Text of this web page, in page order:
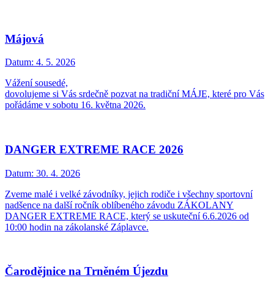
Májová
Datum: 4. 5. 2026
Vážení sousedé,
dovolujeme si Vás srdečně pozvat na tradiční MÁJE, které pro Vás
pořádáme v sobotu 16. května 2026.
DANGER EXTREME RACE 2026
Datum: 30. 4. 2026
Zveme malé i velké závodníky, jejich rodiče i všechny sportovní
nadšence na další ročník oblíbeného závodu ZÁKOLANY
DANGER EXTREME RACE, který se uskuteční 6.6.2026 od
10:00 hodin na zákolanské Záplavce.
Čarodějnice na Trněném Újezdu